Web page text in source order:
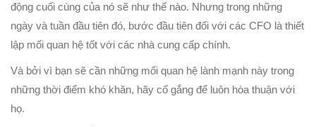
động cuối cùng của nó sẽ như thế nào. Nhưng trong những
ngày và tuần đầu tiên đó, bước đầu tiên đối với các CFO là thiết
lập mối quan hệ tốt với các nhà cung cấp chính.
Và bởi vì bạn sẽ cần những mối quan hệ lành mạnh này trong
những thời điểm khó khăn, hãy cố gắng để luôn hòa thuận với
họ.